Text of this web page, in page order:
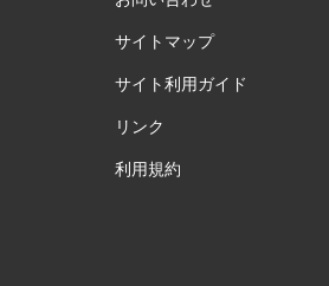
サイトマップ
サイト利用ガイド
リンク
利用規約